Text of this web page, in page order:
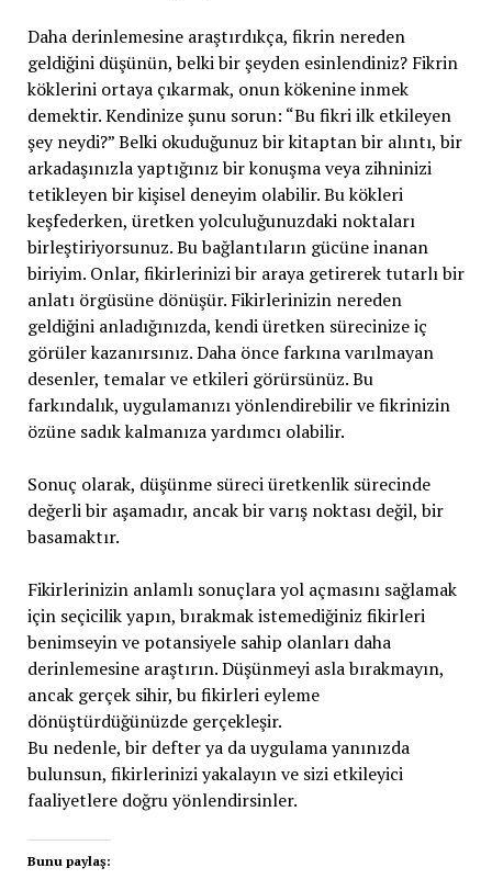
Daha derinlemesine araştırdıkça, fikrin nereden
geldiğini düşünün, belki bir şeyden esinlendiniz? Fikrin
köklerini ortaya çıkarmak, onun kökenine inmek
demektir. Kendinize şunu sorun: “Bu fikri ilk etkileyen
şey neydi?” Belki okuduğunuz bir kitaptan bir alıntı, bir
arkadaşınızla yaptığınız bir konuşma veya zihninizi
tetikleyen bir kişisel deneyim olabilir. Bu kökleri
keşfederken, üretken yolculuğunuzdaki noktaları
birleştiriyorsunuz. Bu bağlantıların gücüne inanan
biriyim. Onlar, fikirlerinizi bir araya getirerek tutarlı bir
anlatı örgüsüne dönüşür. Fikirlerinizin nereden
geldiğini anladığınızda, kendi üretken sürecinize iç
görüler kazanırsınız. Daha önce farkına varılmayan
desenler, temalar ve etkileri görürsünüz. Bu
farkındalık, uygulamanızı yönlendirebilir ve fikrinizin
özüne sadık kalmanıza yardımcı olabilir.
Sonuç olarak, düşünme süreci üretkenlik sürecinde
değerli bir aşamadır, ancak bir varış noktası değil, bir
basamaktır.
Fikirlerinizin anlamlı sonuçlara yol açmasını sağlamak
için seçicilik yapın, bırakmak istemediğiniz fikirleri
benimseyin ve potansiyele sahip olanları daha
derinlemesine araştırın. Düşünmeyi asla bırakmayın,
ancak gerçek sihir, bu fikirleri eyleme
dönüştürdüğünüzde gerçekleşir.
Bu nedenle, bir defter ya da uygulama yanınızda
bulunsun, fikirlerinizi yakalayın ve sizi etkileyici
faaliyetlere doğru yönlendirsinler.
Bunu paylaş: